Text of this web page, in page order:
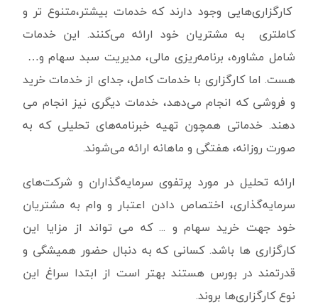
کارگزاری‌هایی وجود دارند که خدمات بیشتر،متنوع تر و
کاملتری به مشتریان خود ارائه می‌کنند. این خدمات
شامل مشاوره، برنامه‌ریزی مالی، مدیریت سبد سهام و…
هست. اما کارگزاری با خدمات کامل، جدای از خدمات خرید
و فروشی که انجام می‌دهد، خدمات دیگری نیز انجام می
دهند. خدماتی همچون تهیه خبرنامه‌های تحلیلی که به
صورت روزانه، هفتگی و ماهانه ارائه می‌شوند.
ارائه تحلیل در مورد پرتفوی سرمایه‌گذاران و شرکت‌های
سرمایه‌گذاری، اختصاص دادن اعتبار و وام به مشتریان
خود جهت خرید سهام و ... که می تواند از مزایا این
کارگزاری ها باشد. کسانی که به دنبال حضور همیشگی و
قدرتمند در بورس هستند بهتر است از ابتدا سراغ این
نوع کارگزاری‌ها بروند.